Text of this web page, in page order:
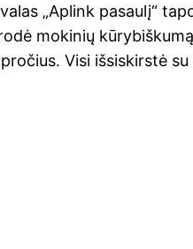
„Aplink pasaulį“
mokinių
Visi išsiskirstė